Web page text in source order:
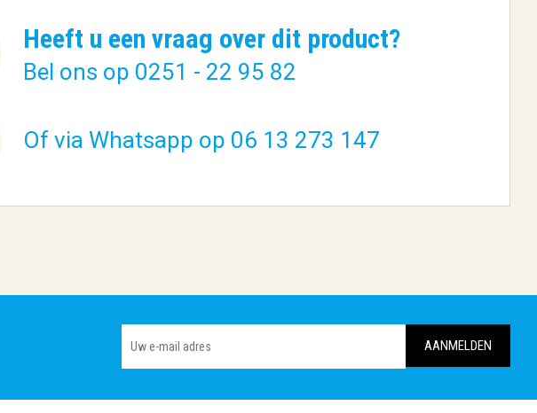
BESTELLEN BESTELLEN
Heeft u een vraag over dit product?
Bel ons op 0251 - 22 95 82
Of via Whatsapp op 06 13 273 147